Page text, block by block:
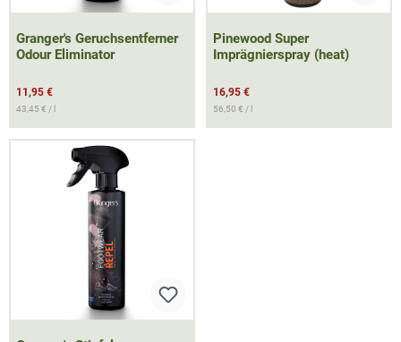
Granger's Geruchsentferner
Odour Eliminator
11,95 €
43,45 € / l
Pinewood Super
Imprägnierspray (heat)
16,95 €
56,50 € / l